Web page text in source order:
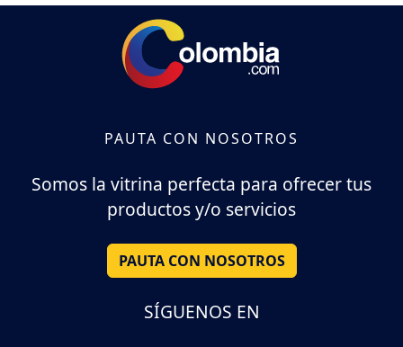
PAUTA CON NOSOTROS
Somos la vitrina perfecta para ofrecer tus
productos y/o servicios
PAUTA CON NOSOTROS
SÍGUENOS EN